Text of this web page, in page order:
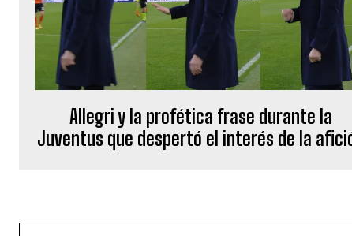
Allegri y la profética frase durante la
Juventus que despertó el interés de la